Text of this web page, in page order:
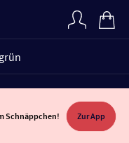
Schnäppchen! Zur App